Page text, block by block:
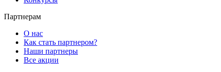
Партнерам
О нас
Как стать партнером?
Наши партнеры
Все акции